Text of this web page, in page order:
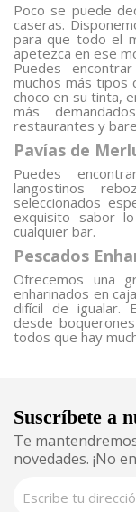
Poco se puede
caseras.
para que todo el
apetezca en ese
Puedes
muchos más tipos
choco en su tinta,
más
restaurantes y
Pavías de
Puedes
langostinos
seleccionados
exquisito sabor
cualquier bar.
Pescados
Ofrecemos una
enharinados en
difícil de igualar.
desde
todos que hay
Suscríbete a
Te
novedades. ¡No